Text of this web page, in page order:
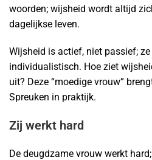
woorden; wijsheid wordt altijd
dagelijkse leven.
Wijsheid is actief, niet passief;
individualistisch. Hoe ziet
uit? Deze “moedige vrouw”
Spreuken in praktijk.
Zij werkt hard
De deugdzame vrouw werkt